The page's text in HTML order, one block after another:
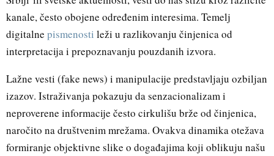
kanale, često obojene određenim interesima. Temelj
digitalne pismenosti leži u razlikovanju činjenica od
interpretacija i prepoznavanju pouzdanih izvora.
Lažne vesti (fake news) i manipulacije predstavljaju ozbiljan
izazov. Istraživanja pokazuju da senzacionalizam i
neproverene informacije često cirkulišu brže od činjenica,
naročito na društvenim mrežama. Ovakva dinamika otežava
formiranje objektivne slike o događajima koji oblikuju našu